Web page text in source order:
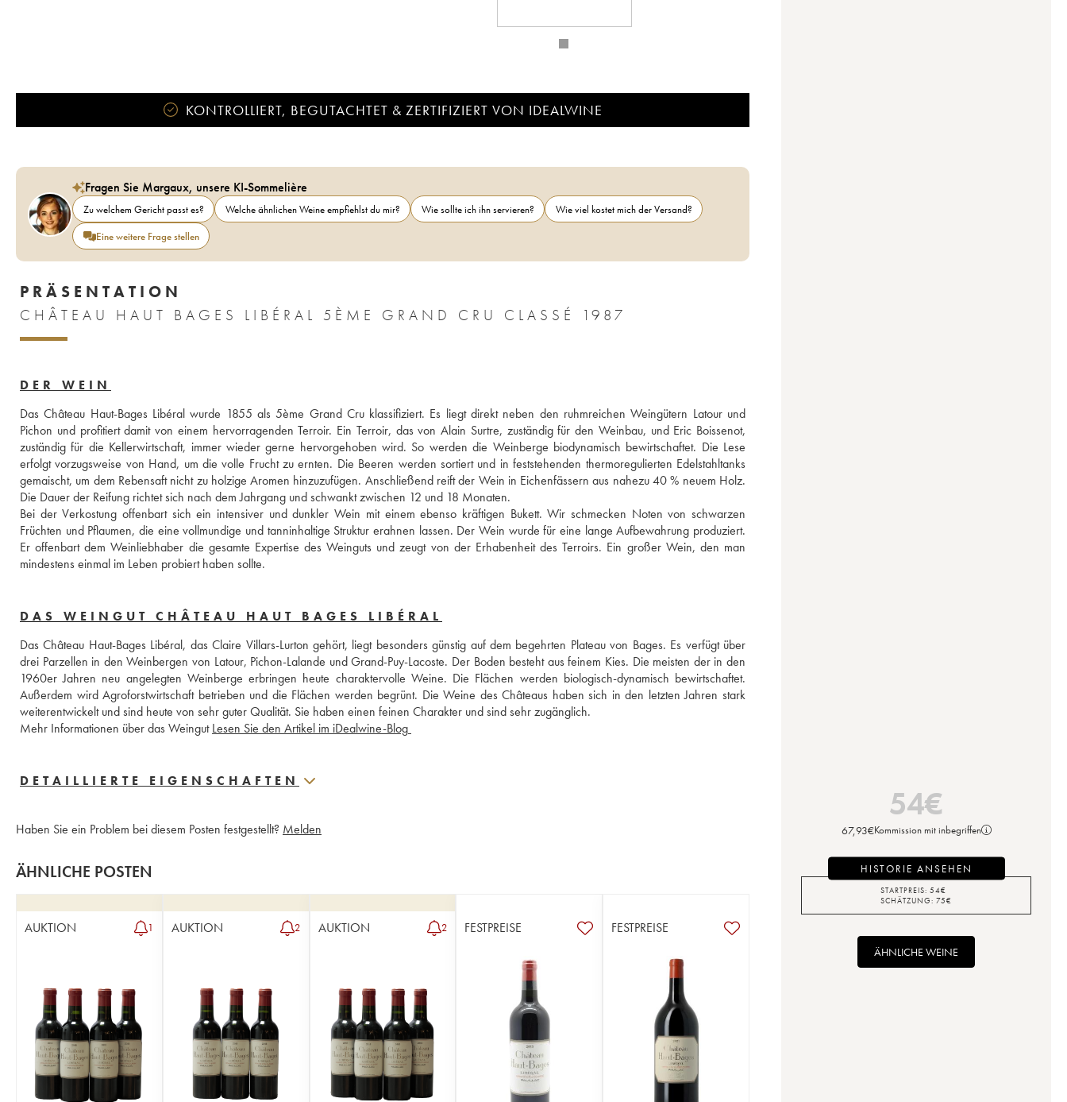
KONTROLLIERT, BEGUTACHTET & ZERTIFIZIERT VON IDEALWINE
Fragen Sie Margaux, unsere KI-Sommelière
Zu welchem Gericht passt es? Welche ähnlichen Weine empfiehlst du mir? Wie sollte ich ihn servieren?
Wie viel kostet mich der Versand?
Eine weitere Frage stellen
PRÄSENTATION
CHÂTEAU HAUT BAGES LIBÉRAL 5ÈME GRAND CRU CLASSÉ 1987
DER WEIN
Das Château Haut-Bages Libéral wurde 1855 als 5ème Grand Cru klassifiziert. Es liegt direkt neben den ruhmreichen Weingütern Latour und
Pichon und profitiert damit von einem hervorragenden Terroir. Ein Terroir, das von Alain Surtre, zuständig für den Weinbau, und Eric Boissenot,
zuständig für die Kellerwirtschaft, immer wieder gerne hervorgehoben wird. So werden die Weinberge biodynamisch bewirtschaftet. Die Lese
erfolgt vorzugsweise von Hand, um die volle Frucht zu ernten. Die Beeren werden sortiert und in feststehenden thermoregulierten Edelstahltanks
gemaischt, um dem Rebensaft nicht zu holzige Aromen hinzuzufügen. Anschließend reift der Wein in Eichenfässern aus nahezu 40 % neuem Holz.
Die Dauer der Reifung richtet sich nach dem Jahrgang und schwankt zwischen 12 und 18 Monaten.
Bei der Verkostung offenbart sich ein intensiver und dunkler Wein mit einem ebenso kräftigen Bukett. Wir schmecken Noten von schwarzen
Früchten und Pflaumen, die eine vollmundige und tanninhaltige Struktur erahnen lassen. Der Wein wurde für eine lange Aufbewahrung produziert.
Er offenbart dem Weinliebhaber die gesamte Expertise des Weinguts und zeugt von der Erhabenheit des Terroirs. Ein großer Wein, den man
mindestens einmal im Leben probiert haben sollte.
DAS WEINGUT CHÂTEAU HAUT BAGES LIBÉRAL
Das Château Haut-Bages Libéral, das Claire Villars-Lurton gehört, liegt besonders günstig auf dem begehrten Plateau von Bages. Es verfügt über
drei Parzellen in den Weinbergen von Latour, Pichon-Lalande und Grand-Puy-Lacoste. Der Boden besteht aus feinem Kies. Die meisten der in den
1960er Jahren neu angelegten Weinberge erbringen heute charaktervolle Weine. Die Flächen werden biologisch-dynamisch bewirtschaftet.
Außerdem wird Agroforstwirtschaft betrieben und die Flächen werden begrünt. Die Weine des Châteaus haben sich in den letzten Jahren stark
weiterentwickelt und sind heute von sehr guter Qualität. Sie haben einen feinen Charakter und sind sehr zugänglich.
Mehr Informationen über das Weingut
DETAILLIERTE EIGENSCHAFTEN
Haben Sie ein Problem bei diesem Posten festgestellt? Melden
ÄHNLICHE POSTEN
AUKTION 1 AUKTION 2 AUKTION 2 FESTPREISE FESTPREISE
54€
67,93€Kommission mit inbegriffen
HISTORIE ANSEHEN
STARTPREIS: 54€
SCHÄTZUNG: 75€
ÄHNLICHE WEINE